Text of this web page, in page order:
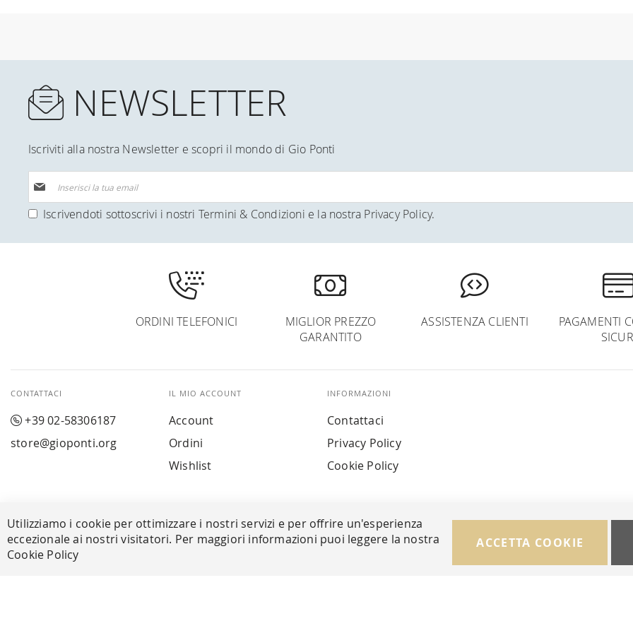
NEWSLETTER
Iscriviti alla nostra Newsletter e scopri il mondo di Gio Ponti
alla
nostra
Iscrivendoti sottoscrivi i nostri Termini & Condizioni e la nostra Privacy Policy.
ORDINI TELEFONICI
MIGLIOR PREZZO
GARANTITO
ASSISTENZA CLIENTI
PAGAMENTI
CONTATTACI
+39 02-58306187
store@gioponti.org
IL MIO ACCOUNT
Account
Ordini
Wishlist
INFORMAZIONI
Contattaci
Privacy Policy
Cookie Policy
© Powered by MAV Arreda s.r.l. | P.IVA IT05919160969
Corso Lodi, 2 | Milano - pec mavarreda@pec.it
Utilizziamo i cookie per ottimizzare i nostri servizi e per offrire un'esperienza
eccezionale ai nostri visitatori. Per maggiori informazioni puoi leggere la nostra
Cookie Policy
ACCETTA COOKIE